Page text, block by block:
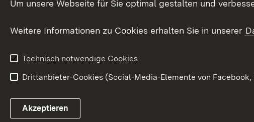
Ministerialdirektorin
Organigramm
Link zum Landesportal
Um unsere Webseite für Sie optimal gestalten und
Weitere Informationen zu Cookies erhalten Sie in unserer
Technisch notwendige Cookies
Drittanbieter-Cookies (Social-Media-Elemente von
Akzeptieren